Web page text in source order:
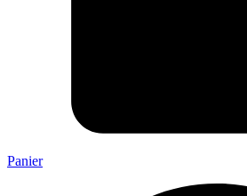
Panier